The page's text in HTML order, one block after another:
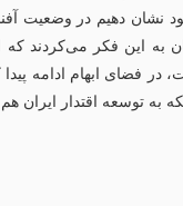
دهیم در وضعیت آفند
این فکر می‌کردند که
در فضای ابهام ادامه
به توسعه اقتدار ایران